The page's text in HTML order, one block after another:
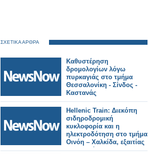
ΣΧΕΤΙΚΑ ΑΡΘΡΑ
Καθυστέρηση
δρομολογίων λόγω
πυρκαγιάς στο τμήμα
Θεσσαλονίκη - Σίνδος -
Καστανάς
Hellenic Train: Διεκόπη
σιδηροδρομική
κυκλοφορία και η
ηλεκτροδότηση στο τμήμα
Οινόη – Χαλκίδα, εξαιτίας
πυρκαγιάς.